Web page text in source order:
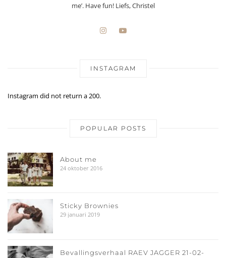
me’. Have fun! Liefs, Christel
INSTAGRAM
Instagram did not return a 200.
POPULAR POSTS
About me
24 oktober 2016
Sticky Brownies
29 januari 2019
Bevallingsverhaal RAEV JAGGER 21-02-